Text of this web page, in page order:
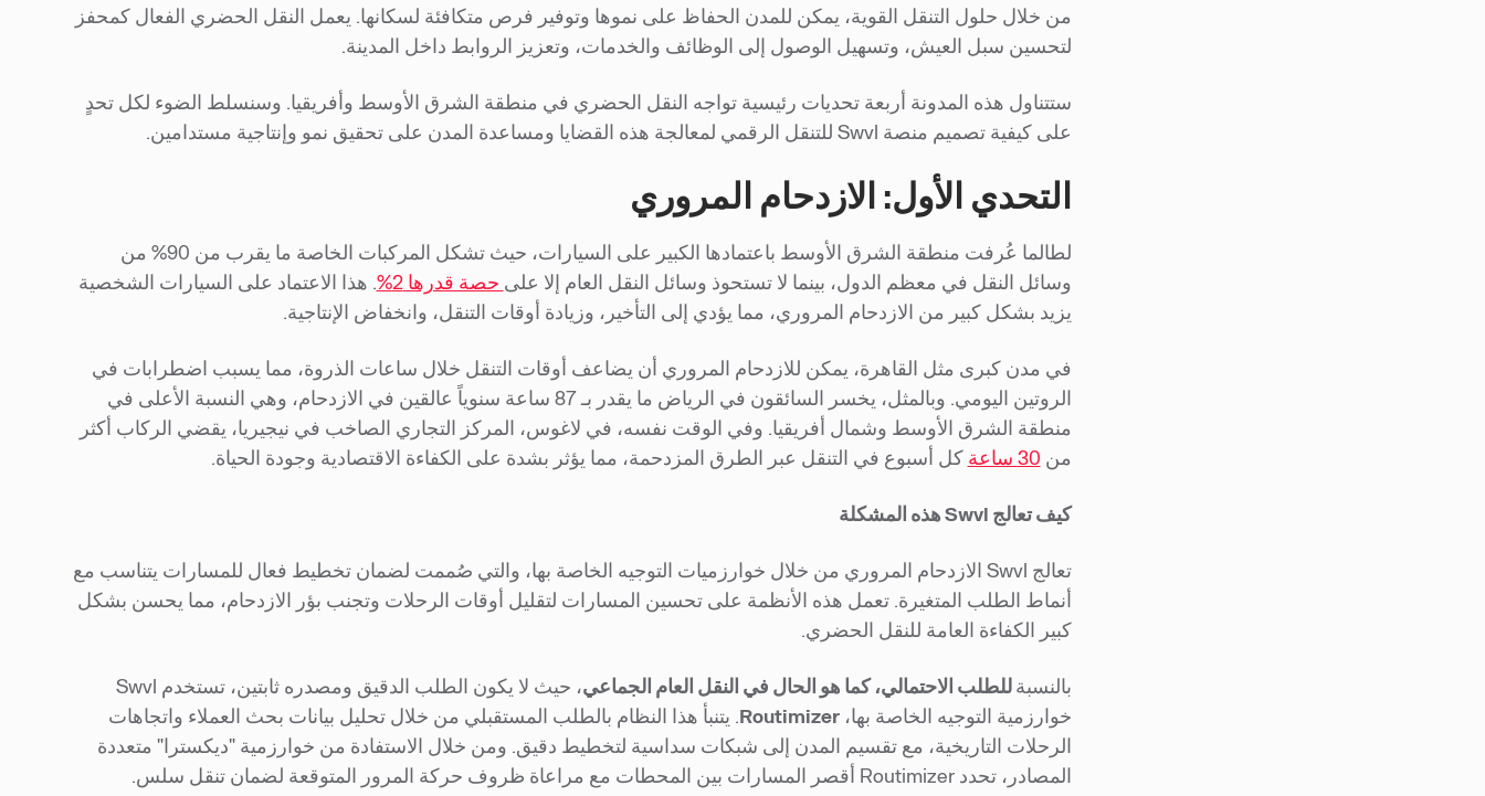
من خلال حلول التنقل القوية، يمكن للمدن الحفاظ على نموها وتوفير فرص متكافئة لسكانها. يعمل النقل الحضري الفعال كمحفز
لتحسين سبل العيش، وتسهيل الوصول إلى الوظائف والخدمات، وتعزيز الروابط داخل المدينة.
ستتناول هذه المدونة أربعة تحديات رئيسية تواجه النقل الحضري في منطقة الشرق الأوسط وأفريقيا. وسنسلط الضوء لكل تحدٍ
على كيفية تصميم منصة Swvl للتنقل الرقمي لمعالجة هذه القضايا ومساعدة المدن على تحقيق نمو وإنتاجية مستدامين.
التحدي الأول: الازدحام المروري
لطالما عُرفت منطقة الشرق الأوسط باعتمادها الكبير على السيارات، حيث تشكل المركبات الخاصة ما يقرب من 90% من
وسائل النقل في معظم الدول، بينما لا تستحوذ وسائل النقل العام إلا على حصة قدرها 2%
. هذا الاعتماد على السيارات الشخصية
يزيد بشكل كبير من الازدحام المروري، مما يؤدي إلى التأخير، وزيادة أوقات التنقل، وانخفاض الإنتاجية.
في مدن كبرى مثل القاهرة، يمكن للازدحام المروري أن يضاعف أوقات التنقل خلال ساعات الذروة، مما يسبب اضطرابات في
الروتين اليومي. وبالمثل، يخسر السائقون في الرياض ما يقدر بـ 87 ساعة سنوياً عالقين في الازدحام، وهي النسبة الأعلى في
منطقة الشرق الأوسط وشمال أفريقيا. وفي الوقت نفسه، في لاغوس، المركز التجاري الصاخب في نيجيريا، يقضي الركاب أكثر
من 30 ساعة كل أسبوع في التنقل عبر الطرق المزدحمة، مما يؤثر بشدة على الكفاءة الاقتصادية وجودة الحياة.
كيف تعالج Swvl هذه المشكلة
تعالج Swvl الازدحام المروري من خلال خوارزميات التوجيه الخاصة بها، والتي صُممت لضمان تخطيط فعال للمسارات يتناسب مع
أنماط الطلب المتغيرة. تعمل هذه الأنظمة على تحسين المسارات لتقليل أوقات الرحلات وتجنب بؤر الازدحام، مما يحسن بشكل
كبير الكفاءة العامة للنقل الحضري.
بالنسبةللطلب الاحتمالي، كما هو الحال في النقل العام الجماعي
، حيث لا يكون الطلب الدقيق ومصدره ثابتين، تستخدم Swvl
خوارزمية التوجيه الخاصة بها،Routimizer. يتنبأ هذا النظام بالطلب المستقبلي من خلال تحليل بيانات بحث العملاء واتجاهات
الرحلات التاريخية، مع تقسيم المدن إلى شبكات سداسية لتخطيط دقيق. ومن خلال الاستفادة من خوارزمية "ديكسترا" متعددة
المصادر، تحدد Routimizer أقصر المسارات بين المحطات مع مراعاة ظروف حركة المرور المتوقعة لضمان تنقل سلس.